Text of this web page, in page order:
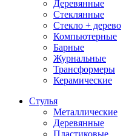
Деревянные
Стеклянные
Стекло + дерево
Компьютерные
Барные
Журнальные
Трансформеры
Керамические
Стулья
Металлические
Деревянные
Пластиковые